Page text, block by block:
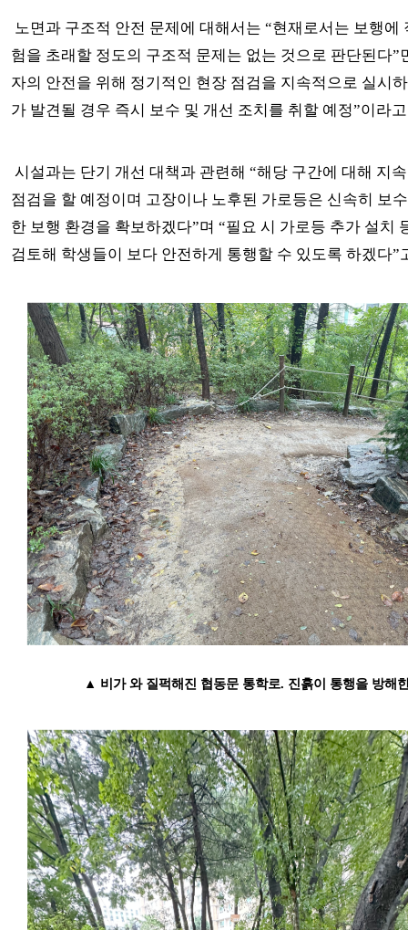
노면과 구조적 안전 문제에 대해서는 “현재로서는 보행에
험을 초래할 정도의 구조적 문제는 없는 것으로 판단된다”
자의 안전을 위해 정기적인 현장 점검을 지속적으로 실시
가 발견될 경우 즉시 보수 및 개선 조치를 취할 예정”이라
시설과는 단기 개선 대책과 관련해 “해당 구간에 대해 지
점검을 할 예정이며 고장이나 노후된 가로등은 신속히 보
한 보행 환경을 확보하겠다”며 “필요 시 가로등 추가 설치
검토해 학생들이 보다 안전하게 통행할 수 있도록 하겠다”
▲ 비가 와 질퍽해진 협동문 통학로. 진흙이 통행을 방해